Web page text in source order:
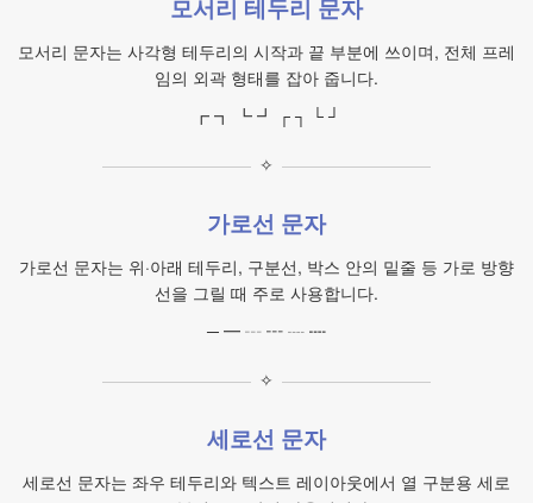
모서리 테두리 문자
모서리 문자는 사각형 테두리의 시작과 끝 부분에 쓰이며, 전체 프레
임의 외곽 형태를 잡아 줍니다.
┏ ┓ ┗ ┛ ┌ ┐ └ ┘
✧
가로선 문자
가로선 문자는 위·아래 테두리, 구분선, 박스 안의 밑줄 등 가로 방향
선을 그릴 때 주로 사용합니다.
─ ━ ┄ ┅ ┈ ┉
✧
세로선 문자
세로선 문자는 좌우 테두리와 텍스트 레이아웃에서 열 구분용 세로